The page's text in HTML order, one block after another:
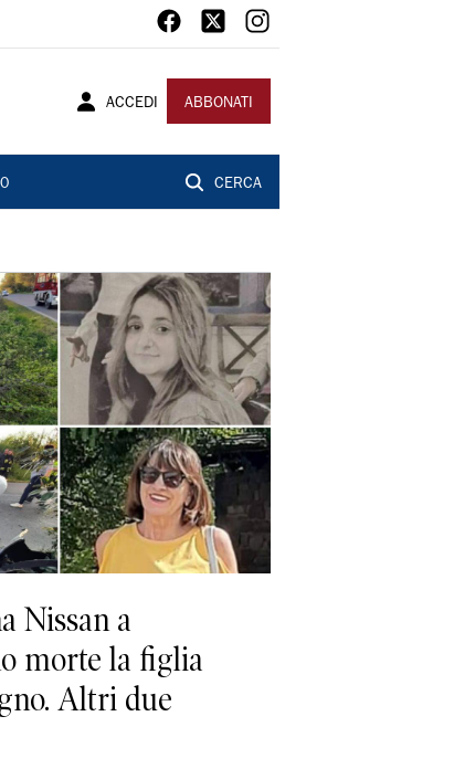
ACCEDI ABBONATI
CERCA
Nissan a
morte la figlia
Altri due